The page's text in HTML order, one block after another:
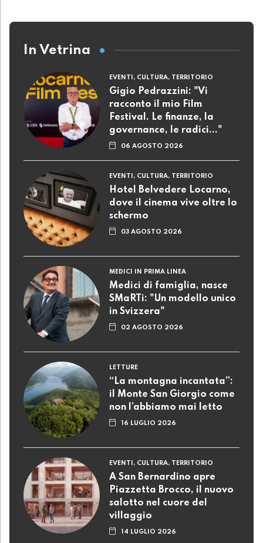
In Vetrina
EVENTI, CULTURA, TERRITORIO
Gigio Pedrazzini: "Vi
racconto il mio Film
Festival. Le finanze, la
governance, le radici..."
06 AGOSTO 2026
EVENTI, CULTURA, TERRITORIO
Hotel Belvedere Locarno,
dove il cinema vive oltre lo
schermo
03 AGOSTO 2026
MEDICI IN PRIMA LINEA
Medici di famiglia, nasce
SMaRTi: "Un modello unico
in Svizzera"
02 AGOSTO 2026
LETTURE
“La montagna incantata”:
il Monte San Giorgio come
non l’abbiamo mai letto
16 LUGLIO 2026
EVENTI, CULTURA, TERRITORIO
A San Bernardino apre
Piazzetta Brocco, il nuovo
salotto nel cuore del
villaggio
14 LUGLIO 2026